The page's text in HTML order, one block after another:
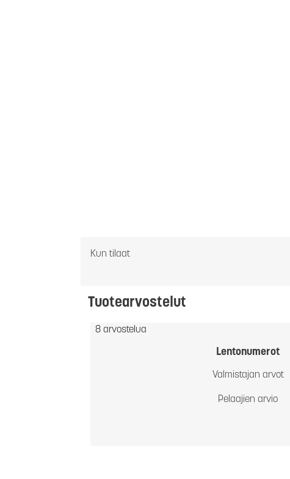
Kun tilaat
Tuotearvostelut
8 arvostelua
Lentonumerot
Valmistajan arvot
Pelaajien arvio